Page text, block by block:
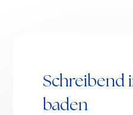
Schreibend
baden